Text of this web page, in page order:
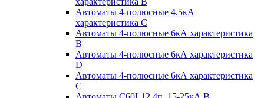
Автоматы 4-полюсные 4.5кА
характеристика С
Автоматы 4-полюсные 6кА характеристика
B
Автоматы 4-полюсные 6кА характеристика
D
Автоматы 4-полюсные 6кА характеристика
С